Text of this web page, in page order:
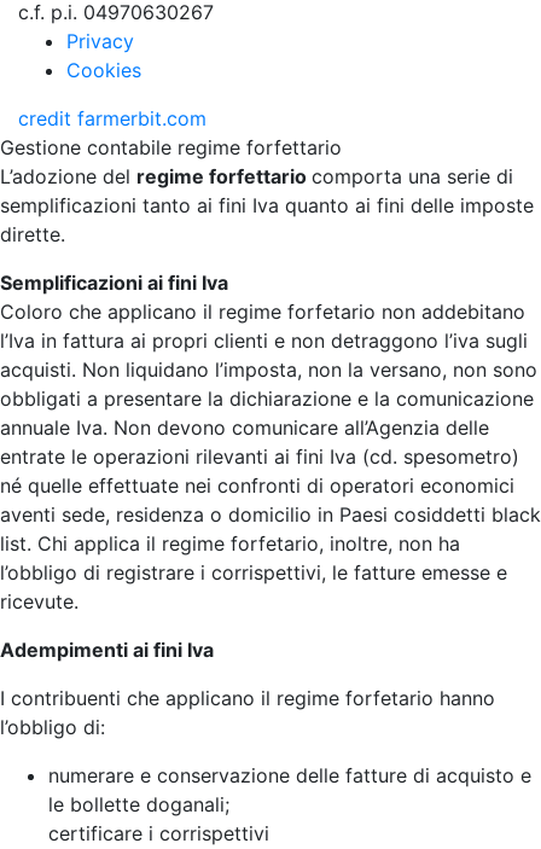
c.f. p.i. 04970630267
Privacy
Cookies
credit farmerbit.com
Gestione contabile regime forfettario
L’adozione del regime forfettario comporta una serie di
semplificazioni tanto ai fini Iva quanto ai fini delle imposte
dirette.
Semplificazioni ai fini Iva
Coloro che applicano il regime forfetario non addebitano
l’Iva in fattura ai propri clienti e non detraggono l’iva sugli
acquisti. Non liquidano l’imposta, non la versano, non sono
obbligati a presentare la dichiarazione e la comunicazione
annuale Iva. Non devono comunicare all’Agenzia delle
entrate le operazioni rilevanti ai fini Iva (cd. spesometro)
né quelle effettuate nei confronti di operatori economici
aventi sede, residenza o domicilio in Paesi cosiddetti black
list. Chi applica il regime forfetario, inoltre, non ha
l’obbligo di registrare i corrispettivi, le fatture emesse e
ricevute.
Adempimenti ai fini Iva
I contribuenti che applicano il regime forfetario hanno
l’obbligo di:
numerare e conservazione delle fatture di acquisto e
le bollette doganali;
certificare i corrispettivi